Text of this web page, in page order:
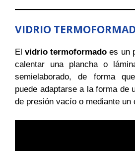
VIDRIO
Elvidrio termoformado es un
calentar una plancha o
semielaborado, de forma
puede adaptarse a la forma de
de presión vacío o mediante un